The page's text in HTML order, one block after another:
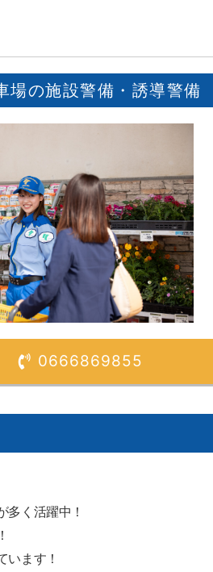
場の施設警備・誘導警備
0666869855
多く活躍中！
います！